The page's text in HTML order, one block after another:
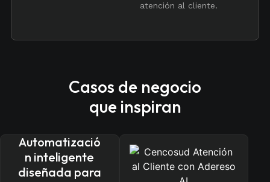
atención al cliente.
Casos de negocio
que inspiran
Automatizació
n inteligente
diseñada para